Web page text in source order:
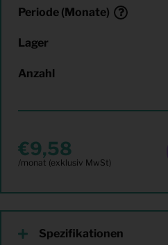
Periode (Monate)
Lager
Anzahl
9,58
Spezifikationen